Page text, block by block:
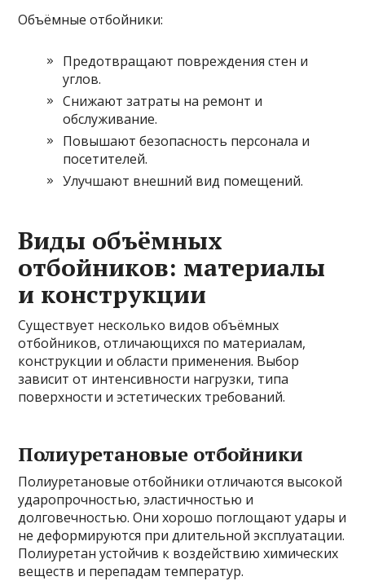
Объёмные отбойники:
Предотвращают повреждения стен и
углов.
Снижают затраты на ремонт и
обслуживание.
Повышают безопасность персонала и
посетителей.
Улучшают внешний вид помещений.
Виды объёмных
отбойников: материалы
и конструкции
Существует несколько видов объёмных
отбойников, отличающихся по материалам,
конструкции и области применения. Выбор
зависит от интенсивности нагрузки, типа
поверхности и эстетических требований.
Полиуретановые отбойники
Полиуретановые отбойники отличаются высокой
ударопрочностью, эластичностью и
долговечностью. Они хорошо поглощают удары и
не деформируются при длительной эксплуатации.
Полиуретан устойчив к воздействию химических
веществ и перепадам температур.